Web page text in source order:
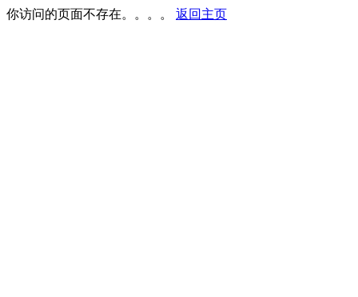
你访问的页面不存在。。。。 返回主页